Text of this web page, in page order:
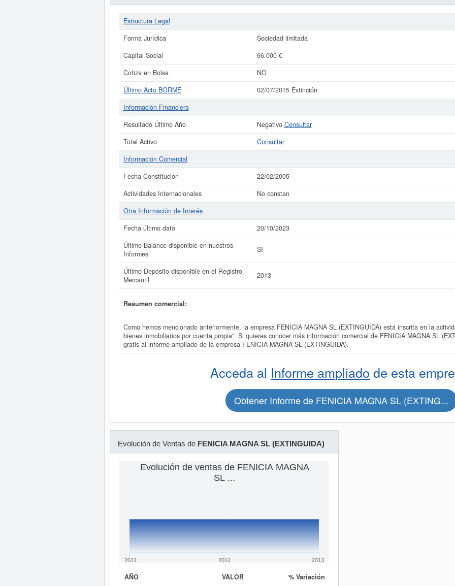
Estructura Legal
Forma Jurídica
Sociedad limitada
Capital Social
66.000 €
Cotiza en Bolsa
NO
Último Acto BORME
02/07/2015 Extinción
Información Financiera
Resultado Último Año
Negativo Consultar
Total Activo
Consultar
Información Comercial
Fecha Constitución
22/02/2005
Actividades Internacionales
No constan
Otra Información de Interés
Fecha último dato
20/10/2023
Último Balance disponible en nuestros
Informes
SI
Último Depósito disponible en el Registro
Mercantil
2013
Resumen comercial:
Como hemos mencionado anteriormente, la empresa FENICIA MAGNA SL (EXTINGUIDA) está inscrita en la
bienes inmobiliarios por cuenta propia". Si quieres conocer más información comercial de FENICIA MAGNA SL
gratis al informe ampliado de la empresa FENICIA MAGNA SL (EXTINGUIDA).
Acceda al Informe ampliado de esta
Obtener Informe de FENICIA MAGNA SL (EXTING...
Evolución de Ventas de FENICIA MAGNA SL (EXTINGUIDA)
Evolución de ventas de FENICIA MAGNA
SL ...
2011 2012 2013
AÑO VALOR % Variación